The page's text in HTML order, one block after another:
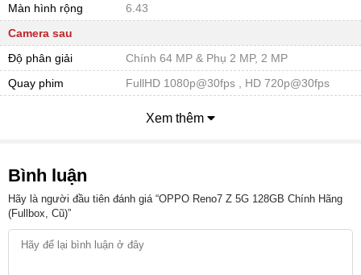
Màn hình rộng
6.43
Camera sau
Độ phân giải
Chính 64 MP & Phụ 2 MP, 2 MP
Quay phim
FullHD 1080p@30fps , HD 720p@30fps
Camera trước
Độ phân giải
16 MP
Video Call
1080P@30fps / 720P/30fps
Xem thêm
Bình luận
Hãy là người đầu tiên đánh giá “OPPO Reno7 Z 5G 128GB Chính Hãng
(Fullbox, Cũ)”